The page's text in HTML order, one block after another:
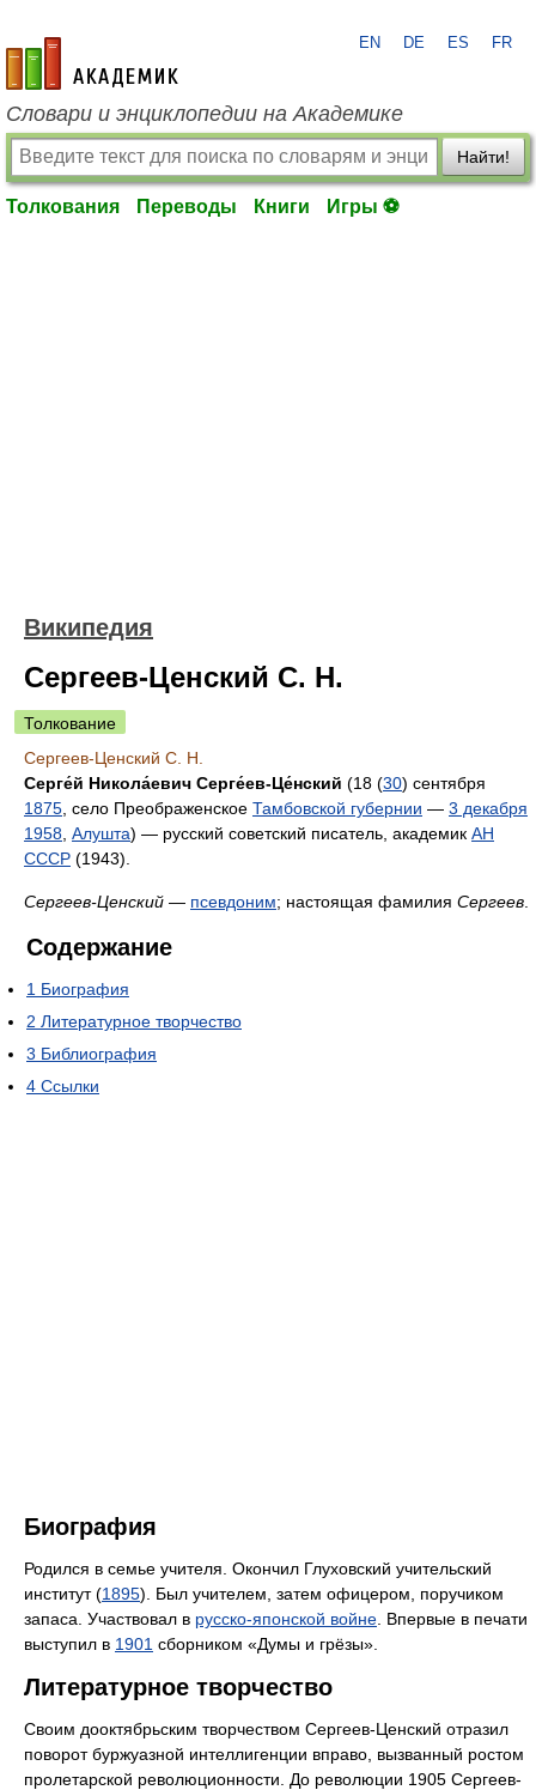
academic.ru
EN DE ES FR
Словари и энциклопедии на Академике
Найти!
Толкования Переводы Книги Игры ⚽
Википедия
Сергеев-Ценский С. Н.
Толкование
Сергеев-Ценский С. Н.
Серге́й Никола́евич Серге́ев-Це́нский (18 (30) сентября
1875 , село Преображенское Тамбовской губернии — 3 декабря
1958 Алушта) — русский советский писатель, академик АН
СССР (1943).
Сергеев-Ценский — псевдоним; настоящая фамилия Сергеев
Содержание
1 Биография
2 Литературное творчество
3 Библиография
4 Ссылки
Биография
Родился в семье учителя. Окончил Глуховский учительский
институт (1895). Был учителем, затем офицером, поручиком
запаса. Участвовал в русско-японской войне . Впервые в печати
выступил в 1901 сборником «Думы и грёзы».
Литературное творчество
Своим дооктябрьским творчеством Сергеев-Ценский отразил
поворот буржуазной интеллигенции вправо, вызванный ростом
пролетарской революционности. До революции 1905 Сергеев-